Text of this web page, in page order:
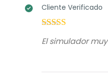
Cliente Verificado
5de 5
El simulador